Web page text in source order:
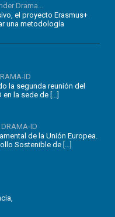
Drama...
el proyecto Erasmus+
una metodología
ID
la segunda reunión del
en la sede de […]
ID
de la Unión Europea.
Sostenible de […]